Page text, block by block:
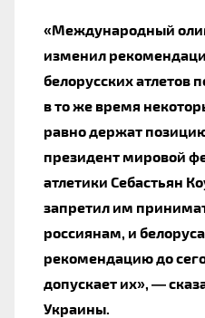
«Международный
изменил
белорусских атлетов
в то же время
равно держат
президент мировой
атлетики Себастьян
запретил им
россиянам, и
рекомендацию до
допускает их», —
Украины.